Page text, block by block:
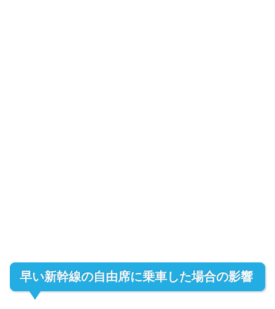
早い新幹線の自由席に乗車した場合の影響